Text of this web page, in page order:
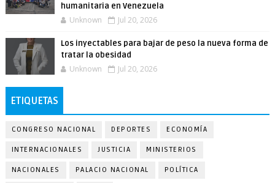
humanitaria en Venezuela
Unknown Jul 20, 2026
Los inyectables para bajar de peso la nueva forma de
tratar la obesidad
Unknown Jul 20, 2026
ETIQUETAS
CONGRESO NACIONAL DEPORTES ECONOMÍA
INTERNACIONALES JUSTICIA MINISTERIOS
NACIONALES PALACIO NACIONAL POLÍTICA